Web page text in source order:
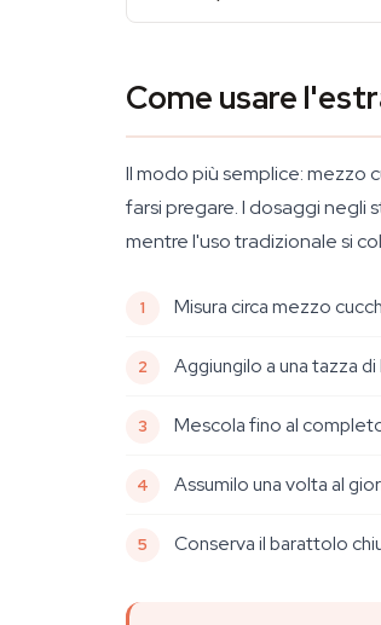
Come usare
Il modo più semplice: mezzo
farsi pregare. I dosaggi negli
mentre l'uso tradizionale si
Misura circa mezzo
Aggiungilo a una tazza
Mescola fino al
Assumilo una volta al
Conserva il barattolo